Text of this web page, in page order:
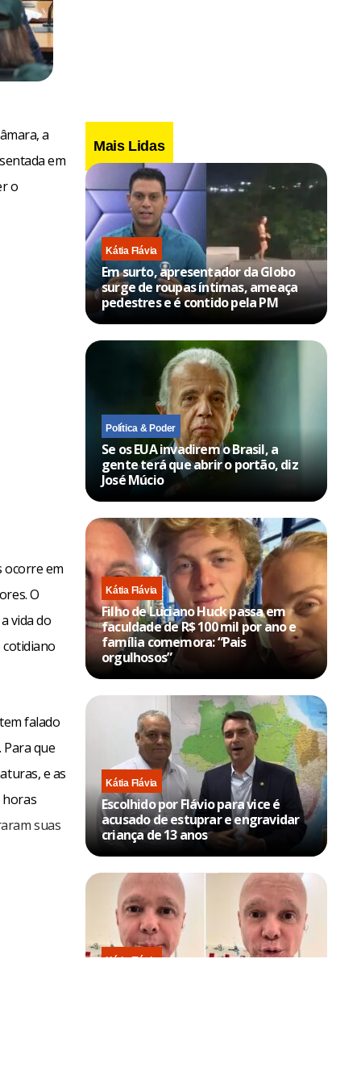
a
em
o
ocorre em
O
vida do
falado
Para que
e as
horas
suas
Mais Lidas
Kátia Flávia
Em surto, apresentador da Globo
surge de roupas íntimas, ameaça
pedestres e é contido pela PM
Política & Poder
Se os EUA invadirem o Brasil, a
gente terá que abrir o portão, diz
José Múcio
Kátia Flávia
Filho de Luciano Huck passa em
faculdade de R$ 100 mil por ano e
família comemora: “Pais
orgulhosos”
Kátia Flávia
Escolhido por Flávio para vice é
acusado de estuprar e engravidar
criança de 13 anos
Kátia Flávia